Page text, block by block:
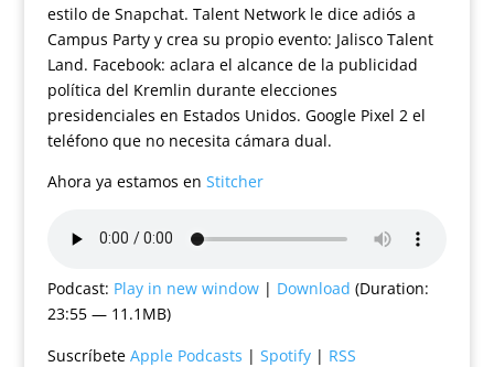
estilo de Snapchat. Talent Network le dice adiós a
Campus Party y crea su propio evento: Jalisco Talent
Land. Facebook: aclara el alcance de la publicidad
política del Kremlin durante elecciones
presidenciales en Estados Unidos. Google Pixel 2 el
teléfono que no necesita cámara dual.
Ahora ya estamos en Stitcher
Podcast: Play in new window| Download (Duration:
23:55 — 11.1MB)
Suscríbete Apple Podcasts | Spotify| RSS